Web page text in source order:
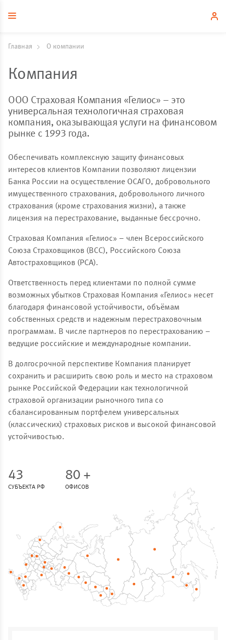
Главная О компании
Компания
ООО Страховая Компания «Гелиос» – это
универсальная технологичная страховая
компания, оказывающая услуги на финансовом
рынке с 1993 года.
Обеспечивать комплексную защиту финансовых
интересов клиентов Компании позволяют лицензии
Банка России на осуществление ОСАГО, добровольного
имущественного страхования, добровольного личного
страхования (кроме страхования жизни), а также
лицензия на перестрахование, выданные бессрочно.
Страховая Компания «Гелиос» – член Всероссийского
Союза Страховщиков (ВСС), Российского Союза
Автостраховщиков (РСА).
Ответственность перед клиентами по полной сумме
возможных убытков Страховая Компания «Гелиос» несет
благодаря финансовой устойчивости, объёмам
собственных средств и надежным перестраховочным
программам. В числе партнеров по перестрахованию –
ведущие российские и международные компании.
В долгосрочной перспективе Компания планирует
сохранить и расширить свою роль и место на страховом
рынке Российской Федерации как технологичной
страховой организации рыночного типа со
сбалансированным портфелем универсальных
(классических) страховых рисков и высокой финансовой
устойчивостью.
43
СУБЪЕКТА РФ
80 +
ОФИСОВ